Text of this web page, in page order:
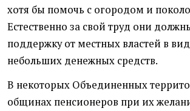
хотя бы помочь с огородом и
Естественно за свой труд они
поддержку от местных властей в
небольших денежных средств.
В некоторых Объединенных
общинах пенсионеров при их